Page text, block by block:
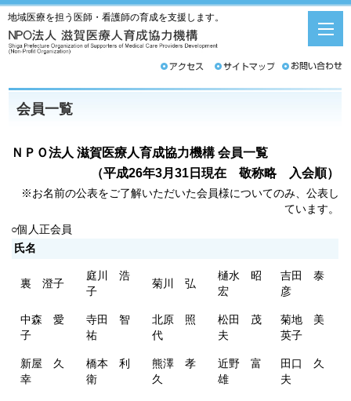
地域医療を担う医師・看護師の育成を支援します。
会員一覧
ＮＰＯ法人 滋賀医療人育成協力機構 会員一覧
（平成26年3月31日現在 敬称略 入会順）
※お名前の公表をご了解いただいた会員様についてのみ、公表し
ています。
○個人正会員
氏名
裏 澄子
庭川 浩
子
菊川 弘
樋水 昭
宏
吉田 泰
彦
中森 愛
子
寺田 智
祐
北原 照
代
松田 茂
夫
菊地 美
英子
新屋 久
幸
橋本 利
衛
熊澤 孝
久
近野 富
雄
田口 久
夫